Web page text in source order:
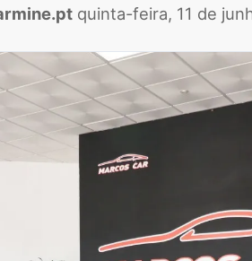
quinta-feira, 11 de